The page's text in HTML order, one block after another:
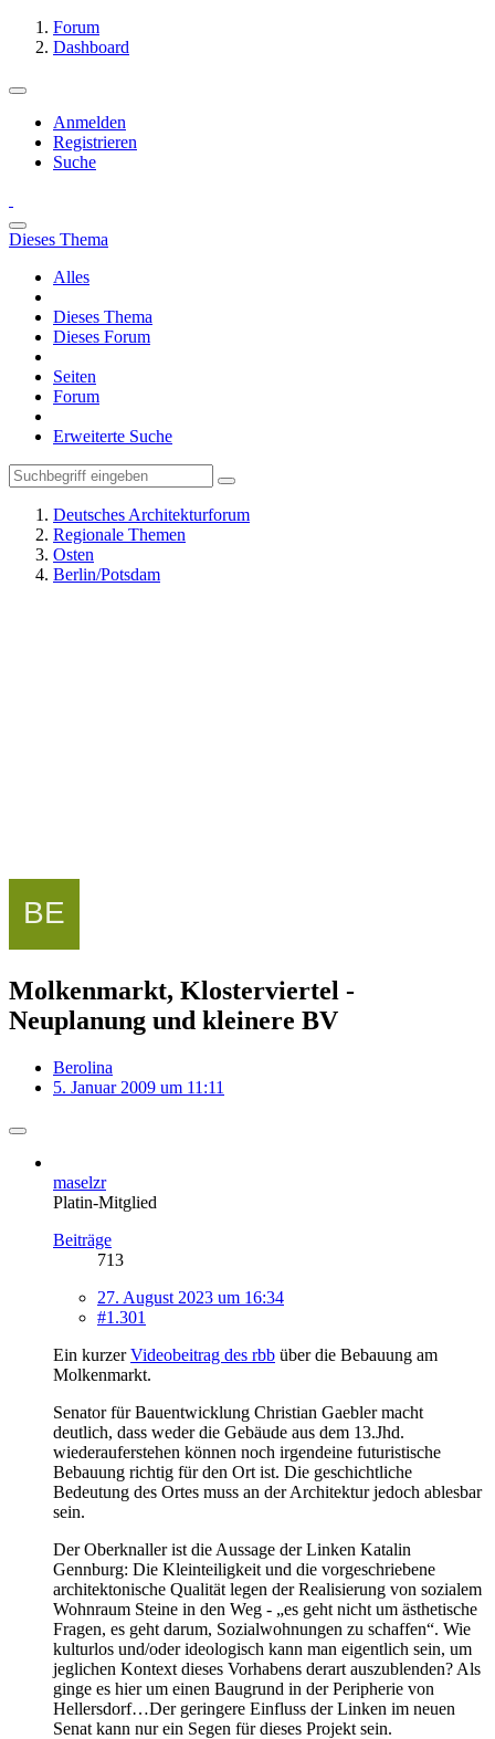
Forum
Dashboard
Anmelden
Registrieren
Suche
Dieses Thema
Alles
Dieses Thema
Dieses Forum
Seiten
Forum
Erweiterte Suche
Deutsches Architekturforum
Regionale Themen
Osten
Berlin/Potsdam
Molkenmarkt, Klosterviertel -
Neuplanung und kleinere BV
Berolina
5. Januar 2009 um 11:11
maselzr
Platin-Mitglied
Beiträge
713
27. August 2023 um 16:34
#1.301
Ein kurzerVideobeitrag des rbb über die Bebauung am
Molkenmarkt.
Senator für Bauentwicklung Christian Gaebler macht
deutlich, dass weder die Gebäude aus dem 13.Jhd.
wiederauferstehen können noch irgendeine futuristische
Bebauung richtig für den Ort ist. Die geschichtliche
Bedeutung des Ortes muss an der Architektur jedoch ablesbar
sein.
Der Oberknaller ist die Aussage der Linken Katalin
Gennburg: Die Kleinteiligkeit und die vorgeschriebene
architektonische Qualität legen der Realisierung von sozialem
Wohnraum Steine in den Weg - „es geht nicht um ästhetische
Fragen, es geht darum, Sozialwohnungen zu schaffen“. Wie
kulturlos und/oder ideologisch kann man eigentlich sein, um
jeglichen Kontext dieses Vorhabens derart auszublenden? Als
ginge es hier um einen Baugrund in der Peripherie von
Hellersdorf…Der geringere Einfluss der Linken im neuen
Senat kann nur ein Segen für dieses Projekt sein.